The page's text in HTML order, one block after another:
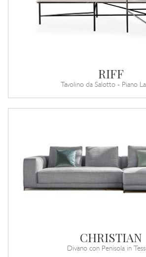
RIFF
Tavolino da Salotto - Piano
CHRISTIAN
Divano con Penisola in